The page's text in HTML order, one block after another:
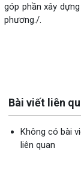
góp phần xây
phương./.
Bài viết liên
Không có bài
liên quan